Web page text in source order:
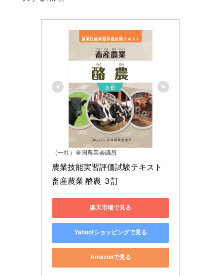
（一社）全国農業会議所
農業技能実習評価試験テキスト
畜産農業 酪農 ３訂
楽天市場で見る
Yahoo!ショッピングで見る
Amazonで見る